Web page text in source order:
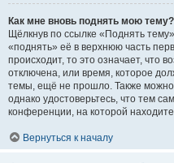
Как мне вновь поднять мою тему?
Щёлкнув по ссылке «Поднять
«поднять» её в верхнюю часть
происходит, то это означает, что
отключена, или время, которое
темы, ещё не прошло. Также можно
однако удостоверьтесь, что тем
конференции, на которой
Вернуться к началу